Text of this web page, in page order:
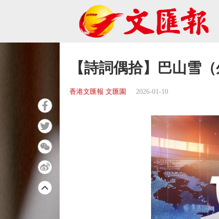
【詩詞偶拾】巴山雪
香港文匯報 文匯園 2026-01-10